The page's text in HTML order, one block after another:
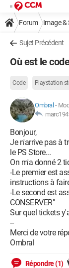
Forum Image &
Sujet Précédent
Où est le
Code Playstation
Ombral -
Bonjour,
Je n'arrive pas à
le PS Store...
On m'a donné 2
-Le premier est
instructions à
-Le second est
CONSERVER"
Sur quel tickets
--
Merci de votre
Ombral
Répondre (1)